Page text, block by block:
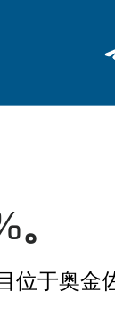
位于奥金